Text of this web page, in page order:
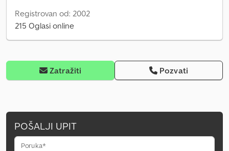
Registrovan od: 2002
215 Oglasi online
Zatražiti Pozvati
POŠALJI UPIT
Poruka*